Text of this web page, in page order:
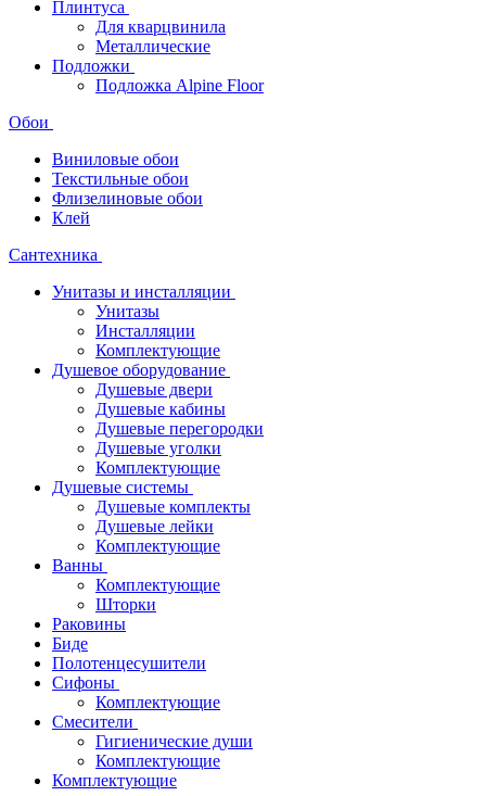
Плинтуса
Для кварцвинила
Металлические
Подложки
Подложка Alpine Floor
Обои
Виниловые обои
Текстильные обои
Флизелиновые обои
Клей
Сантехника
Унитазы и инсталляции
Унитазы
Инсталляции
Комплектующие
Душевое оборудование
Душевые двери
Душевые кабины
Душевые перегородки
Душевые уголки
Комплектующие
Душевые системы
Душевые комплекты
Душевые лейки
Комплектующие
Ванны
Комплектующие
Шторки
Раковины
Биде
Полотенцесушители
Сифоны
Комплектующие
Смесители
Гигиенические души
Комплектующие
Комплектующие